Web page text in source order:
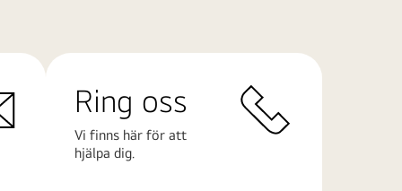
Ring oss
Vi finns här för att
hjälpa dig.